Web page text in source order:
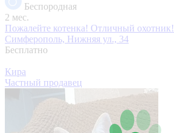
Беспородная
2 мес.
Пожалейте котенка! Отличный охотник!
Симферополь, Нижняя ул., 34
Бесплатно
Кира
Частный продавец